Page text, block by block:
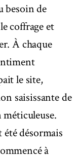
besoin de
coffrage et
À chaque
le site,
saisissante de
été désormais
à